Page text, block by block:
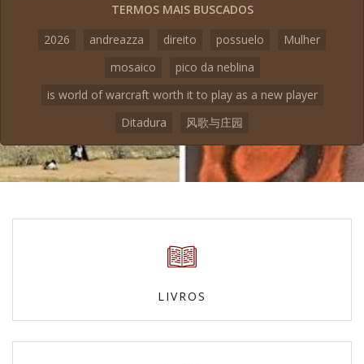
TERMOS MAIS BUSCADOS
2026
andreazza direito possuelo
Mulher
mosaico
pico da neblina
is world of warcraft worth it to play as a new player
Ditadura
风歌与庄园
LIVROS